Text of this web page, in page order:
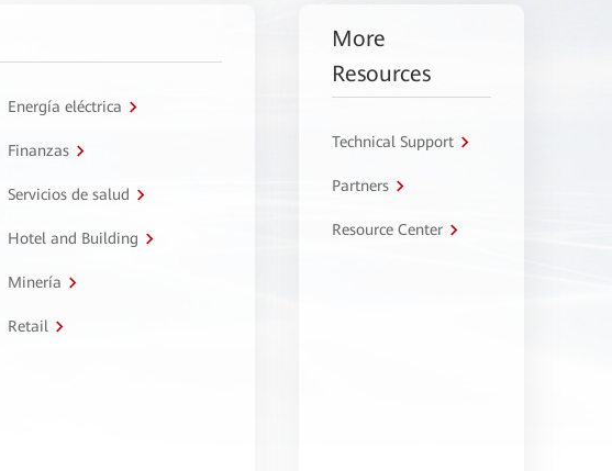
Energía eléctrica
Finanzas
Servicios de salud
Hotel and Building
Minería
Retail
More
Resources
Technical Support
Partners
Resource Center